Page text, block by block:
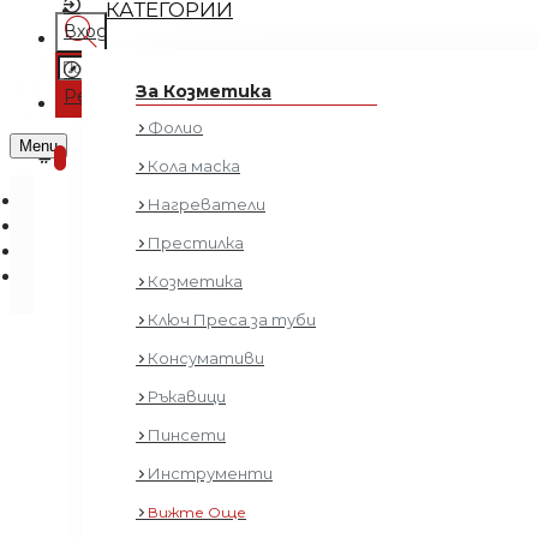
Регистрация
КАТЕГОРИИ
За Козметика
Фолио
Кола маска
Нагреватели
Престилка
Козметика
Ключ Преса за туби
Консумативи
Ръкавици
Пинсети
Инструменти
Вижте Още
0 продукта - € 0.00 (0.00 лв.)
0
Вход
Регистрация
Menu